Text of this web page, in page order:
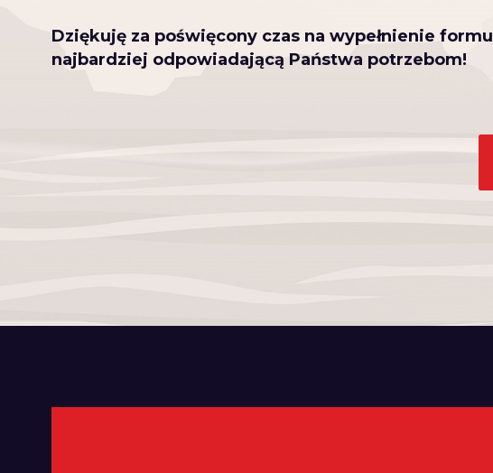
Dziękuję za poświęcony czas na wypełnienie
najbardziej odpowiadającą Państwa potrzebom!